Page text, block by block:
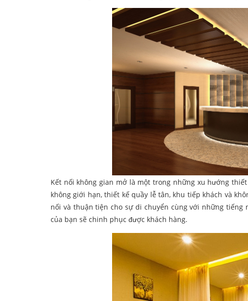
Kết nối không gian mở là một trong những xu hướng
không giới hạn, thiết kế quầy lễ tân, khu tiếp khách và
nối và thuận tiện cho sự di chuyển cùng với những tiếng
của bạn sẽ chinh phục được khách hàng.